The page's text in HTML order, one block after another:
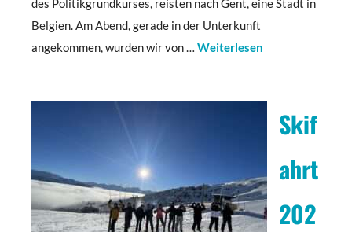
des Politikgrundkurses, reisten nach Gent, eine Stadt in
Belgien. Am Abend, gerade in der Unterkunft
angekommen, wurden wir von … Weiterlesen
Skif
ahrt
202